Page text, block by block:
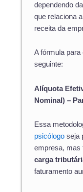
dependendo
que relaciona a
receita da
A fórmula para
seguinte:
Alíquota
Nominal) –
Essa
psicólogo seja
empresa, mas
carga
faturamento